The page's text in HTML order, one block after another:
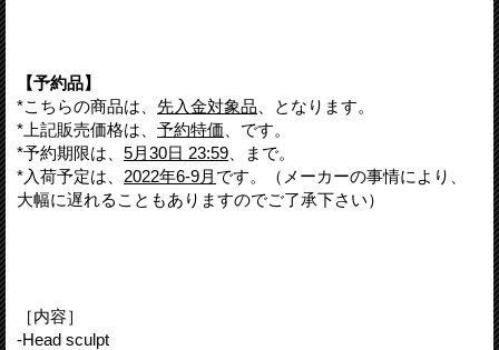
【予約品】
*こちらの商品は、 先入金対象品 、となります。
*上記販売価格は、 予約特価 、です。
*予約期限は、 5月30日 23:59 、まで。
*入荷予定は、 2022年6-9月 です。（メーカーの事情により、
大幅に遅れることもありますのでご了承下さい）
［内容］
-Head sculpt